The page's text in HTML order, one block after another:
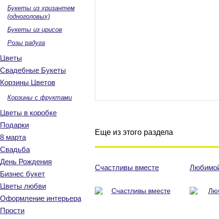
Букеты из хризантем
(одноголовых)
Букеты из ирисов
Розы радуга
Цветы
Свадебные Букеты
Корзины Цветов
Корзины с фруктами
Цветы в коробке
Подарки
8 марта
Свадьба
День Рождения
Бизнес букет
Цветы любви
Оформление интерьера
Прости
Еще из этого раздела
Счастливы вместе